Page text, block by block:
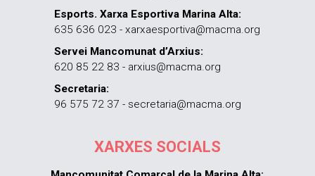
Esports. Xarxa Esportiva Marina Alta:
635 636 023 - xarxaesportiva@macma.org
Servei Mancomunat d’Arxius:
620 85 22 83 - arxius@macma.org
Secretaria:
96 575 72 37 - secretaria@macma.org
XARXES SOCIALS